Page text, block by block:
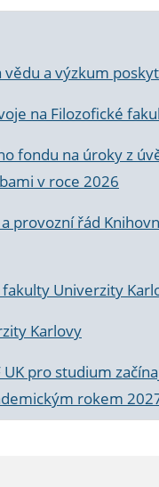
a výzkum
na Filozofické
fondu na úroky z
v roce 2026
provozní řád
Univerzity
Karlovy
pro studium
rokem